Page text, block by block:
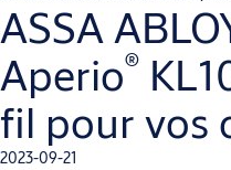
ASSA
Aperio®
fil pour vos
2023-09-21